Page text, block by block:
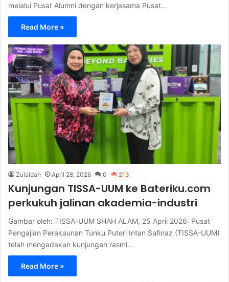
melalui Pusat Alumni dengan kerjasama Pusat…
Read More »
Zulaidah April 28, 2026 0 213
Kunjungan TISSA-UUM ke Bateriku.com
perkukuh jalinan akademia-industri
Gambar oleh: TISSA-UUM SHAH ALAM, 25 April 2026: Pusat
Pengajian Perakaunan Tunku Puteri Intan Safinaz (TISSA-UUM)
telah mengadakan kunjungan rasmi…
Read More »